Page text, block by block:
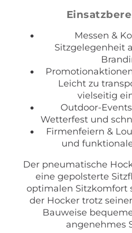
Messen &
Sitzgelegenheit
Leicht zu
vielseitig
Outdoor-
Wetterfest und
Firmenfeiern &
und
Der pneumatische
eine gepolsterte
optimalen Sitzkomfort
der Hocker trotz
Bauweise
angenehmes